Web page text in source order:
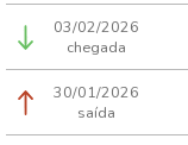
03/02/2026
chegada
30/01/2026
saída